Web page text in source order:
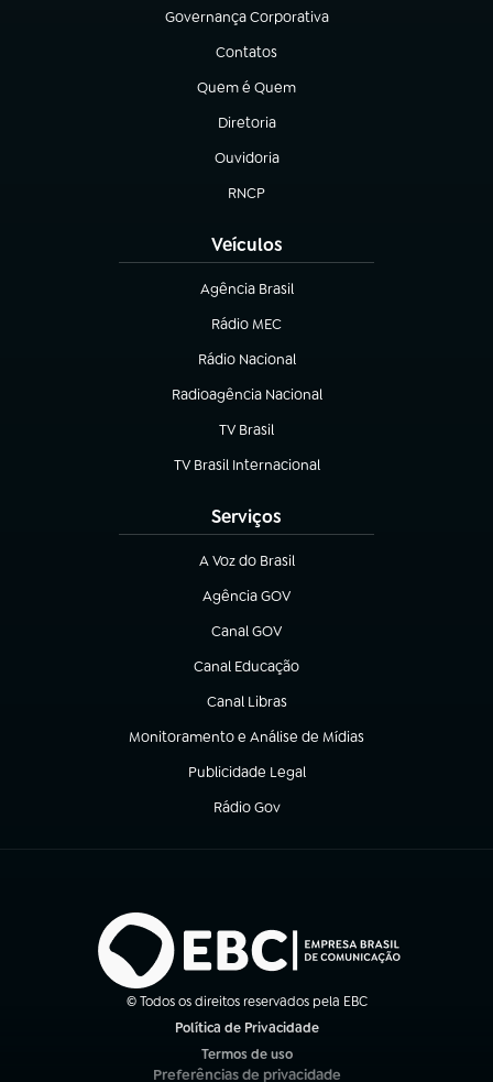
Governança Corporativa
(abre em nova aba)
Contatos
(abre em nova aba)
Quem é Quem
(abre em nova aba)
Diretoria
(abre em nova aba)
Ouvidoria
(abre em nova aba)
RNCP
(abre em nova aba)
Veículos
Agência Brasil
(abre em nova aba)
Rádio MEC
(abre em nova aba)
Rádio Nacional
Radioagência Nacional
(abre em nova aba)
TV Brasil
(abre em nova aba)
TV Brasil Internacional
(abre em nova aba)
Serviços
A Voz do Brasil
(abre em nova aba)
Agência GOV
(abre em nova aba)
Canal GOV
(abre em nova aba)
Canal Educação
(abre em nova aba)
Canal Libras
(abre em nova aba)
Monitoramento e Análise de Mídias
(abre em nova aba)
Publicidade Legal
(abre em nova aba)
Rádio Gov
(abre em nova aba)
© Todos os direitos reservados pela EBC
Política de Privacidade
Termos de uso
(abre em nova aba)
Preferências de privacidade